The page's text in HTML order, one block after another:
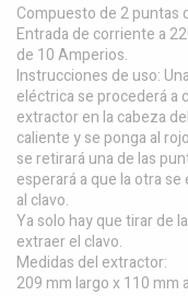
Compuesto de 2 puntas
Entrada de corriente a
de 10 Amperios.
Instrucciones de uso:
eléctrica se procederá a
extractor en la cabeza
caliente y se ponga al
se retirará una de las
esperará a que la otra
al clavo.
Ya solo hay que tirar de
extraer el clavo.
Medidas del extractor:
209 mm largo x 110 mm